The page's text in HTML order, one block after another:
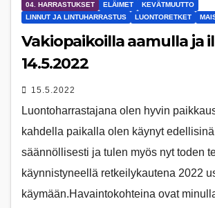
04. HARRASTUKSET ELÄIMET
KEVÄTMUUTTO
LINNUT JA LINTUHARRASTUS
LUONTORETKET
Vakiopaikoilla aamulla ja
14.5.2022
15.5.2022
Luontoharrastajana olen hyvin
kahdella paikalla olen käynyt
säännöllisesti ja tulen myös nyt toden
käynnistyneellä retkeilykautena 2022
käymään.Havaintokohteina ovat